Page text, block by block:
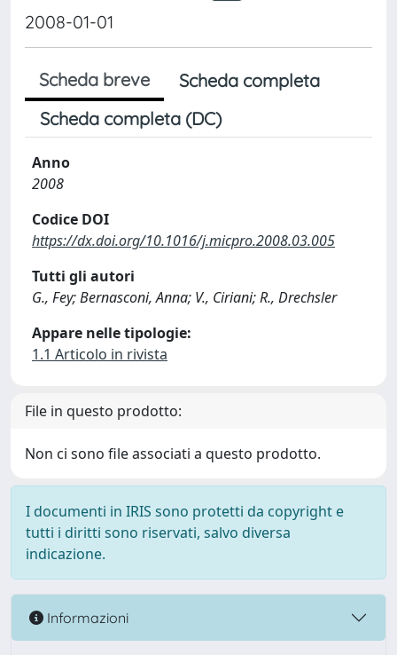
2008-01-01
Scheda breve
Scheda completa
Scheda completa (DC)
Anno
2008
Codice DOI
https://dx.doi.org/10.1016/j.micpro.2008.03.005
Tutti gli autori
G., Fey; Bernasconi, Anna; V., Ciriani; R., Drechsler
Appare nelle tipologie:
1.1 Articolo in rivista
File in questo prodotto:
Non ci sono file associati a questo prodotto.
I documenti in IRIS sono protetti da copyright e
tutti i diritti sono riservati, salvo diversa
indicazione.
Informazioni